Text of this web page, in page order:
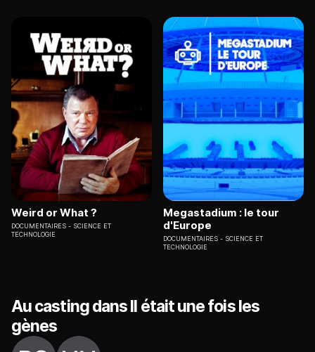
Weird or What ?
DOCUMENTAIRES
SCIENCE ET
TECHNOLOGIE
Megastadium : le tour
d'Europe
DOCUMENTAIRES
SCIENCE ET
TECHNOLOGIE
Au casting dans Il était une fois les
gènes